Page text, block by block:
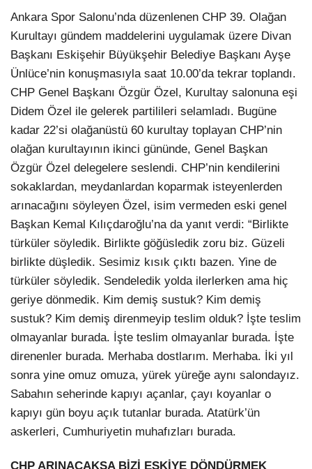
Ankara Spor Salonu’nda düzenlenen CHP 39. Olağan
Kurultayı gündem maddelerini uygulamak üzere Divan
Başkanı Eskişehir Büyükşehir Belediye Başkanı Ayşe
Ünlüce’nin konuşmasıyla saat 10.00’da tekrar toplandı.
CHP Genel Başkanı Özgür Özel, Kurultay salonuna eşi
Didem Özel ile gelerek partilileri selamladı. Bugüne
kadar 22’si olağanüstü 60 kurultay toplayan CHP’nin
olağan kurultayının ikinci gününde, Genel Başkan
Özgür Özel delegelere seslendi. CHP’nin kendilerini
sokaklardan, meydanlardan koparmak isteyenlerden
arınacağını söyleyen Özel, isim vermeden eski genel
Başkan Kemal Kılıçdaroğlu’na da yanıt verdi: “Birlikte
türküler söyledik. Birlikte göğüsledik zoru biz. Güzeli
birlikte düşledik. Sesimiz kısık çıktı bazen. Yine de
türküler söyledik. Sendeledik yolda ilerlerken ama hiç
geriye dönmedik. Kim demiş sustuk? Kim demiş
sustuk? Kim demiş direnmeyip teslim olduk? İşte teslim
olmayanlar burada. İşte teslim olmayanlar burada. İşte
direnenler burada. Merhaba dostlarım. Merhaba. İki yıl
sonra yine omuz omuza, yürek yüreğe aynı salondayız.
Sabahın seherinde kapıyı açanlar, çayı koyanlar o
kapıyı gün boyu açık tutanlar burada. Atatürk’ün
askerleri, Cumhuriyetin muhafızları burada.
CHP ARINACAKSA BİZİ ESKİYE DÖNDÜRMEK